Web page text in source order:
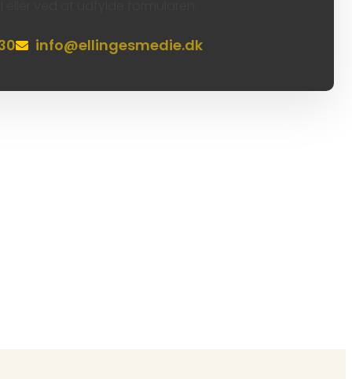
info@ellingesmedie.dk